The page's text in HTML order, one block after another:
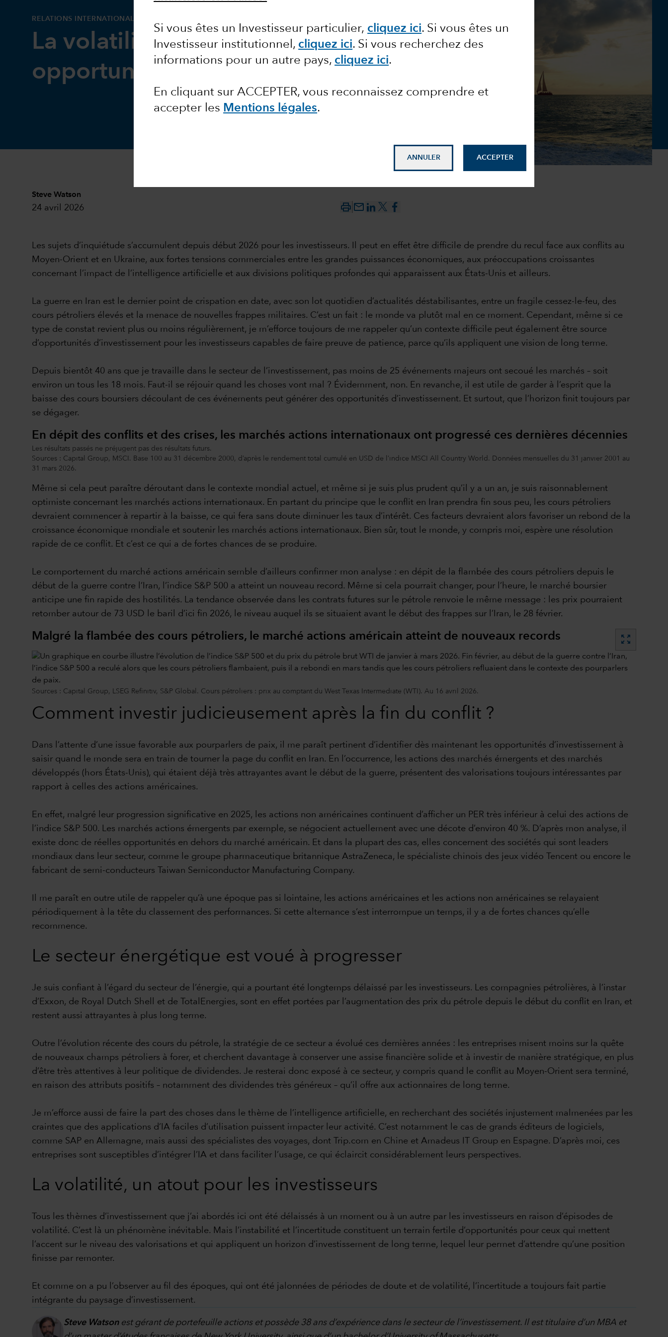
Si vous êtes un Investisseur particulier, cliquez ici. Si vous êtes un
Investisseur institutionnel, cliquez ici. Si vous recherchez des
informations pour un autre pays, cliquez ici.
En cliquant sur ACCEPTER, vous reconnaissez comprendre et
accepter les Mentions légales.
ANNULER ACCEPTER
RELATIONS INTERNATIONALES
La volatilité, une
opportunité ?
Steve Watson
24 avril 2026 mail_outline
Les sujets d’inquiétude s’accumulent depuis début 2026 pour les investisseurs. Il peut en effet être difficile de prendre du recul face aux conflits au
Moyen-Orient et en Ukraine, aux fortes tensions commerciales entre les grandes puissances économiques, aux préoccupations croissantes
concernant l’impact de l’intelligence artificielle et aux divisions politiques profondes qui apparaissent aux États-Unis et ailleurs.
La guerre en Iran est le dernier point de crispation en date, avec son lot quotidien d’actualités déstabilisantes, entre un fragile cessez-le-feu, des
cours pétroliers élevés et la menace de nouvelles frappes militaires. C’est un fait : le monde va plutôt mal en ce moment. Cependant, même si ce
type de constat revient plus ou moins régulièrement, je m’efforce toujours de me rappeler qu’un contexte difficile peut également être source
d’opportunités d’investissement pour les investisseurs capables de faire preuve de patience, parce qu’ils appliquent une vision de long terme.
Depuis bientôt 40 ans que je travaille dans le secteur de l’investissement, pas moins de 25 événements majeurs ont secoué les marchés – soit
environ un tous les 18 mois. Faut-il se réjouir quand les choses vont mal ? Évidemment, non. En revanche, il est utile de garder à l’esprit que la
baisse des cours boursiers découlant de ces événements peut générer des opportunités d’investissement. Et surtout, que l’horizon finit toujours par
se dégager.
En dépit des conflits et des crises, les marchés actions internationaux ont progressé ces dernières décennies
Les résultats passés ne préjugent pas des résultats futurs.
Sources : Capital Group, MSCI. Base 100 au 31 décembre 2000, d’après le rendement total cumulé en USD de l’indice MSCI All Country World. Données mensuelles du 31 janvier 2001 au
31 mars 2026.
Même si cela peut paraître déroutant dans le contexte mondial actuel, et même si je suis plus prudent qu’il y a un an, je suis raisonnablement
optimiste concernant les marchés actions internationaux. En partant du principe que le conflit en Iran prendra fin sous peu, les cours pétroliers
devraient commencer à repartir à la baisse, ce qui fera sans doute diminuer les taux d’intérêt. Ces facteurs devraient alors favoriser un rebond de la
croissance économique mondiale et soutenir les marchés actions internationaux. Bien sûr, tout le monde, y compris moi, espère une résolution
rapide de ce conflit. Et c’est ce qui a de fortes chances de se produire.
Le comportement du marché actions américain semble d’ailleurs confirmer mon analyse : en dépit de la flambée des cours pétroliers depuis le
début de la guerre contre l’Iran, l’indice S&P 500 a atteint un nouveau record. Même si cela pourrait changer, pour l’heure, le marché boursier
anticipe une fin rapide des hostilités. La tendance observée dans les contrats futures sur le pétrole renvoie le même message : les prix pourraient
retomber autour de 73 USD le baril d’ici fin 2026, le niveau auquel ils se situaient avant le début des frappes sur l’Iran, le 28 février.
Malgré la flambée des cours pétroliers, le marché actions américain atteint de nouveaux records zoom_out_map
Sources : Capital Group, LSEG Refinitiv, S&P Global. Cours pétroliers : prix au comptant du West Texas Intermediate (WTI). Au 16 avril 2026.
Comment investir judicieusement après la fin du conflit ?
Dans l’attente d’une issue favorable aux pourparlers de paix, il me paraît pertinent d’identifier dès maintenant les opportunités d’investissement à
saisir quand le monde sera en train de tourner la page du conflit en Iran. En l’occurrence, les actions des marchés émergents et des marchés
développés (hors États-Unis), qui étaient déjà très attrayantes avant le début de la guerre, présentent des valorisations toujours intéressantes par
rapport à celles des actions américaines.
En effet, malgré leur progression significative en 2025, les actions non américaines continuent d’afficher un PER très inférieur à celui des actions de
l’indice S&P 500. Les marchés actions émergents par exemple, se négocient actuellement avec une décote d’environ 40 %. D’après mon analyse, il
existe donc de réelles opportunités en dehors du marché américain. Et dans la plupart des cas, elles concernent des sociétés qui sont leaders
mondiaux dans leur secteur, comme le groupe pharmaceutique britannique AstraZeneca, le spécialiste chinois des jeux vidéo Tencent ou encore le
fabricant de semi-conducteurs Taiwan Semiconductor Manufacturing Company.
Il me paraît en outre utile de rappeler qu’à une époque pas si lointaine, les actions américaines et les actions non américaines se relayaient
périodiquement à la tête du classement des performances. Si cette alternance s’est interrompue un temps, il y a de fortes chances qu’elle
recommence.
Le secteur énergétique est voué à progresser
Je suis confiant à l’égard du secteur de l’énergie, qui a pourtant été longtemps délaissé par les investisseurs. Les compagnies pétrolières, à l’instar
d’Exxon, de Royal Dutch Shell et de TotalEnergies, sont en effet portées par l’augmentation des prix du pétrole depuis le début du conflit en Iran, et
restent aussi attrayantes à plus long terme.
Outre l’évolution récente des cours du pétrole, la stratégie de ce secteur a évolué ces dernières années : les entreprises misent moins sur la quête
de nouveaux champs pétroliers à forer, et cherchent davantage à conserver une assise financière solide et à investir de manière stratégique, en plus
d’être très attentives à leur politique de dividendes. Je resterai donc exposé à ce secteur, y compris quand le conflit au Moyen-Orient sera terminé,
en raison des attributs positifs – notamment des dividendes très généreux – qu’il offre aux actionnaires de long terme.
Je m’efforce aussi de faire la part des choses dans le thème de l’intelligence artificielle, en recherchant des sociétés injustement malmenées par les
craintes que des applications d’IA faciles d’utilisation puissent impacter leur activité. C’est notamment le cas de grands éditeurs de logiciels,
comme SAP en Allemagne, mais aussi des spécialistes des voyages, dont Trip.com en Chine et Amadeus IT Group en Espagne. D’après moi, ces
entreprises sont susceptibles d’intégrer l’IA et dans faciliter l’usage, ce qui éclaircit considérablement leurs perspectives.
La volatilité, un atout pour les investisseurs
Tous les thèmes d’investissement que j’ai abordés ici ont été délaissés à un moment ou à un autre par les investisseurs en raison d’épisodes de
volatilité. C’est là un phénomène inévitable. Mais l’instabilité et l’incertitude constituent un terrain fertile d’opportunités pour ceux qui mettent
l’accent sur le niveau des valorisations et qui appliquent un horizon d’investissement de long terme, lequel leur permet d’attendre qu’une position
finisse par remonter.
Et comme on a pu l’observer au fil des époques, qui ont été jalonnées de périodes de doute et de volatilité, l’incertitude a toujours fait partie
intégrante du paysage d’investissement.
Steve Watson est gérant de portefeuille actions et possède 38 ans d’expérience dans le secteur de l’investissement. Il est titulaire d’un MBA et